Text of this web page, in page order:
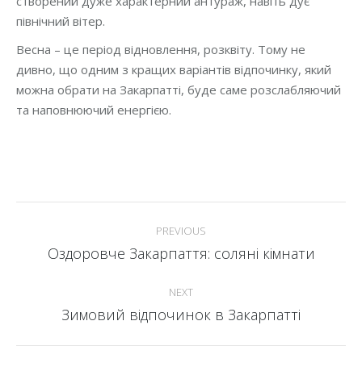
північний вітер.
Весна – це період відновлення, розквіту. Тому не
дивно, що одним з кращих варіантів відпочинку, який
можна обрати на Закарпатті, буде саме розслабляючий
та наповнюючий енергією.
navigation
PREVIOUS
Previous
Оздоровче Закарпаття: соляні кімнати
NEXT
Next
Зимовий відпочинок в Закарпатті